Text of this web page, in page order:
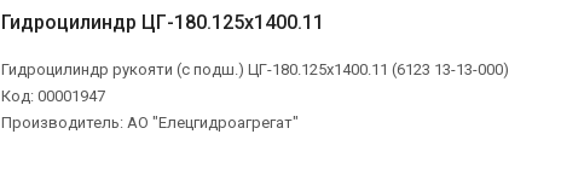
Гидроцилиндр ЦГ-180.125х1400.11
Гидроцилиндр рукояти (с подш.) ЦГ-180.125х1400.11 (6123 13-13-000)
Код: 00001947
Производитель: АО "Елецгидроагрегат"